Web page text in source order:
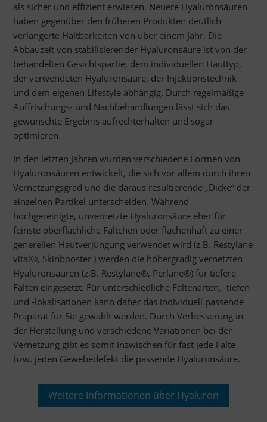
als sicher und effizient erwiesen. Neuere Hyaluronsäuren
haben gegenüber den früheren Produkten deutlich
verlängerte Haltbarkeiten von über einem Jahr. Die
Abbauzeit von stabilisierender Hyaluronsäure ist von der
behandelten Gesichtspartie, dem individuellen Hauttyp,
der verwendeten Hyaluronsäure, der Injektionstechnik
und dem eigenen Lifestyle abhängig. Durch regelmäßige
Auffrischungs- und Nachbehandlungen lässt sich das
gewünschte Ergebnis aufrechterhalten und sogar
optimieren.
In den letzten Jahren wurden verschiedene Formen von
Hyaluronsäuren entwickelt, die sich vor allem durch ihren
Vernetzungsgrad und die daraus resultierende „Dicke“ der
einzelnen Partikel unterscheiden. Während
hochgereinigte, unvernetzte Hyaluronsäure eher für
feinste oberflächliche Fältchen oder flächenhaft zu einer
generellen Hautverjüngung verwendet wird (z.B. Restylane
vital®, Skinbooster ) werden die höhergradig vernetzten
Hyaluronsäuren (z.B. Restylane®, Perlane®) für tiefere
Falten eingesetzt. Für unterschiedliche Faltenarten, -tiefen
und -lokalisationen kann daher das individuell passende
Präparat für Sie gewählt werden. Durch Verbesserung in
der Herstellung und verschiedene Variationen bei der
Vernetzung gibt es somit inzwischen für fast jede Falte
bzw. jeden Gewebedefekt die passende Hyaluronsäure.
Weitere Informationen über Hyaluron